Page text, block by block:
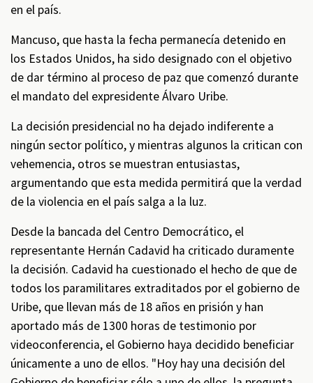
en el país.
Mancuso, que hasta la fecha permanecía detenido en
los Estados Unidos, ha sido designado con el objetivo
de dar término al proceso de paz que comenzó durante
el mandato del expresidente Álvaro Uribe.
La decisión presidencial no ha dejado indiferente a
ningún sector político, y mientras algunos la critican con
vehemencia, otros se muestran entusiastas,
argumentando que esta medida permitirá que la verdad
de la violencia en el país salga a la luz.
Desde la bancada del Centro Democrático, el
representante Hernán Cadavid ha criticado duramente
la decisión. Cadavid ha cuestionado el hecho de que de
todos los paramilitares extraditados por el gobierno de
Uribe, que llevan más de 18 años en prisión y han
aportado más de 1300 horas de testimonio por
videoconferencia, el Gobierno haya decidido beneficiar
únicamente a uno de ellos. "Hoy hay una decisión del